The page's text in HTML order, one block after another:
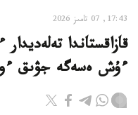
17:43, 07 تامىز 2026
قازاقستاندا
ءۇش ەسەگە جۋىق